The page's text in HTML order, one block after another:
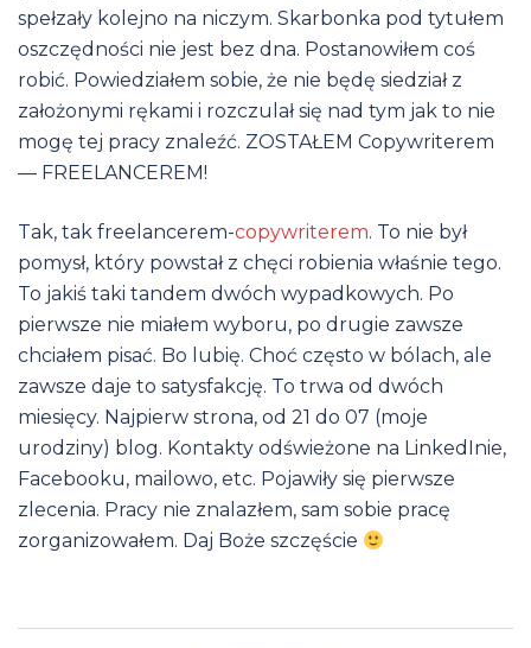
spełzały kolejno na niczym. Skarbonka pod tytułem
oszczędności nie jest bez dna. Postanowiłem coś
robić. Powiedziałem sobie, że nie będę siedział z
założonymi rękami i rozczulał się nad tym jak to nie
mogę tej pracy znaleźć. ZOSTAŁEM Copywriterem
— FREELANCEREM!
Tak, tak freelancerem-copywriterem. To nie był
pomysł, który powstał z chęci robienia właśnie tego.
To jakiś taki tandem dwóch wypadkowych. Po
pierwsze nie miałem wyboru, po drugie zawsze
chciałem pisać. Bo lubię. Choć często w bólach, ale
zawsze daje to satysfakcję. To trwa od dwóch
miesięcy. Najpierw strona, od 21 do 07 (moje
urodziny) blog. Kontakty odświeżone na LinkedInie,
Facebooku, mailowo, etc. Pojawiły się pierwsze
zlecenia. Pracy nie znalazłem, sam sobie pracę
zorganizowałem. Daj Boże szczęście